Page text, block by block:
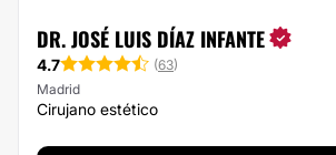
DR. JOSÉ LUIS DÍAZ INFANTE
4.7 (63)
Madrid
Cirujano estético